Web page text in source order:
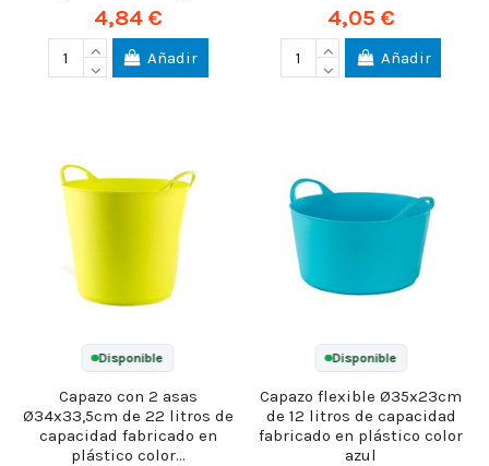
4,84 €
Añadir
4,05 €
Añadir
Disponible
Capazo con 2 asas
Ø34x33,5cm de 22 litros de
capacidad fabricado en
plástico color...
Disponible
Capazo flexible Ø35x23cm
de 12 litros de capacidad
fabricado en plástico color
azul